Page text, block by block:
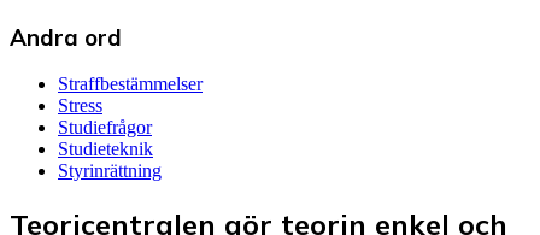
Andra ord
Straffbestämmelser
Stress
Studiefrågor
Studieteknik
Styrinrättning
Teoricentralen gör teorin enkel och